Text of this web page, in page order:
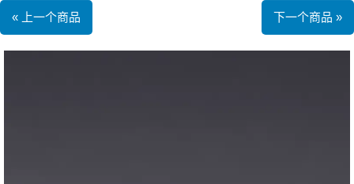
« 上一个商品 下一个商品 »